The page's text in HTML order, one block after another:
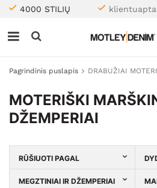
4000 STILIŲ
Pagrindinis puslapis DRABUŽIAI
MOTERIŠKI
DŽEMPERIAI
RŪŠIUOTI PAGAL
MEGZTINIAI IR DŽEMPERIAI